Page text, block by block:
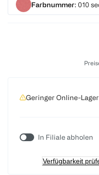
Farbnummer: 010
Geringer Online-
In Filiale abholen
Verfügbarkeit